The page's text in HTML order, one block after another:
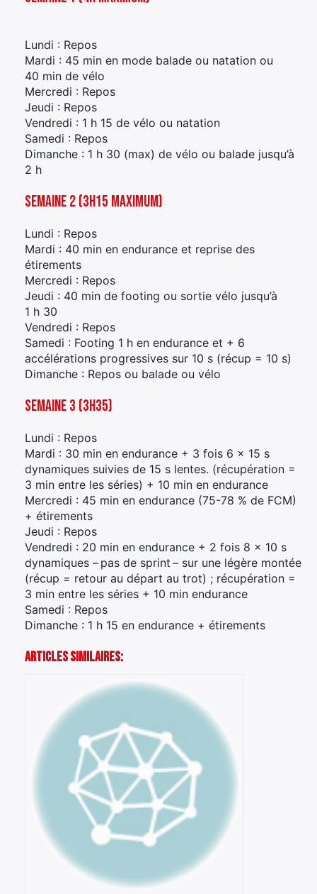
Lundi : Repos
Mardi : 45 min en mode balade ou natation ou
40 min de vélo
Mercredi : Repos
Jeudi : Repos
Vendredi : 1 h 15 de vélo ou natation
Samedi : Repos
Dimanche : 1 h 30 (max) de vélo ou balade jusqu’à
2 h
Semaine 2 (3h15 maximum)
Lundi : Repos
Mardi : 40 min en endurance et reprise des
étirements
Mercredi : Repos
Jeudi : 40 min de footing ou sortie vélo jusqu’à
1 h 30
Vendredi : Repos
Samedi : Footing 1 h en endurance et + 6
accélérations progressives sur 10 s (récup = 10 s)
Dimanche : Repos ou balade ou vélo
Semaine 3 (3h35)
Lundi : Repos
Mardi : 30 min en endurance + 3 fois 6 x 15 s
dynamiques suivies de 15 s lentes. (récupération =
3 min entre les séries) + 10 min en endurance
Mercredi : 45 min en endurance (75-78 % de FCM)
+ étirements
Jeudi : Repos
Vendredi : 20 min en endurance + 2 fois 8 x 10 s
dynamiques – pas de sprint – sur une légère montée
(récup = retour au départ au trot) ; récupération =
3 min entre les séries + 10 min endurance
Samedi : Repos
Dimanche : 1 h 15 en endurance + étirements
Articles Similaires: